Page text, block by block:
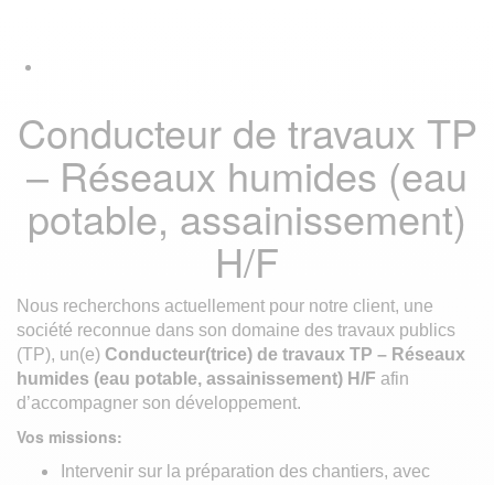
navigation
content
Conducteur de travaux TP
– Réseaux humides (eau
potable, assainissement)
H/F
Nous recherchons actuellement pour notre client, une
société reconnue dans son domaine des travaux publics
(TP), un(e) Conducteur(trice) de travaux TP – Réseaux
humides (eau potable, assainissement) H/F afin
d’accompagner son développement.
Vos missions:
Intervenir sur la préparation des chantiers, avec